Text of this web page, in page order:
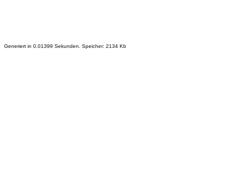
Generiert in 0.01399 Sekunden. Speicher: 2134 Kb